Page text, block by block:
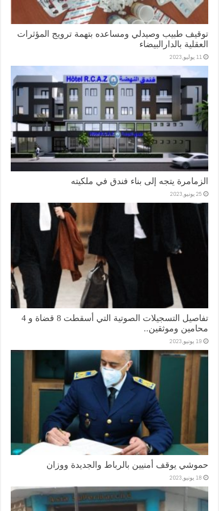
توقيف طبيب وصيدلي ومساعده بتهمة ترويج المؤثرات
العقلية بالدارالبيضاء
11 يوليو,2023
الزمامرة يتجه إلى بناء فندق في ملكيته
25 يونيو,2023
تفاصيل التسجيلات الصوتية التي أسقطت 8 قضاة و 4
محامين وموثقين..
19 يونيو,2023
حموشي يوقف أمنيين بالرباط والجديدة ووزان
18 يونيو,2023